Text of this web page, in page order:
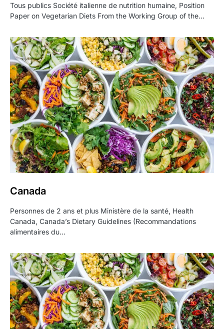
Tous publics Société italienne de nutrition humaine, Position
Paper on Vegetarian Diets From the Working Group of the…
Canada
Personnes de 2 ans et plus Ministère de la santé, Health
Canada, Canada’s Dietary Guidelines (Recommandations
alimentaires du…